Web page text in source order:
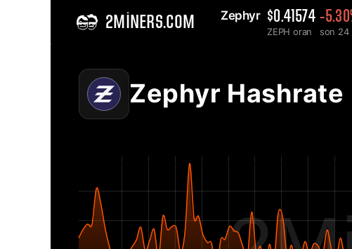
2MINERS.COM Zephyr $0.41574
ZEPH oran
-
son 24
Zephyr Hashrate